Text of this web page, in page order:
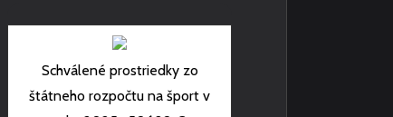
Schválené prostriedky zo
štátneho rozpočtu na šport v